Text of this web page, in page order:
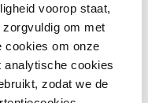
voorop staat,
om met
cookies om onze
analytische cookies
zodat we de
zijn om
of aanwezig